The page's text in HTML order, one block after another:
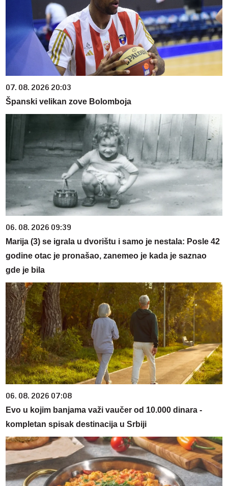
07. 08. 2026 20:03
Španski velikan zove Bolomboja
06. 08. 2026 09:39
Marija (3) se igrala u dvorištu i samo je nestala: Posle 42
godine otac je pronašao, zanemeo je kada je saznao
gde je bila
06. 08. 2026 07:08
Evo u kojim banjama važi vaučer od 10.000 dinara -
kompletan spisak destinacija u Srbiji